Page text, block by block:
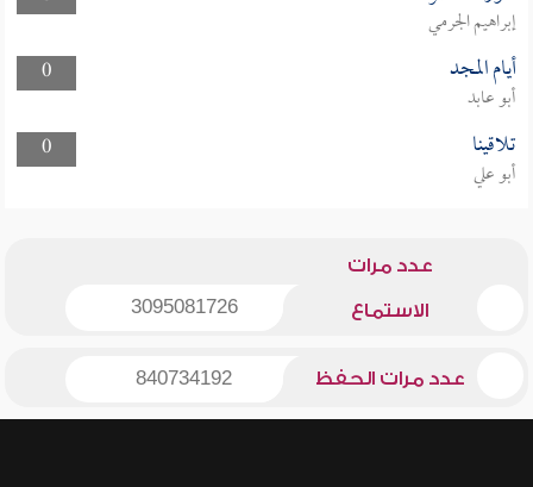
إبراهيم الجرمي
0
أيام المجد
أبو عابد
0
تلاقينا
أبو علي
عدد مرات
الاستماع 3095081726
عدد مرات الحفظ 840734192